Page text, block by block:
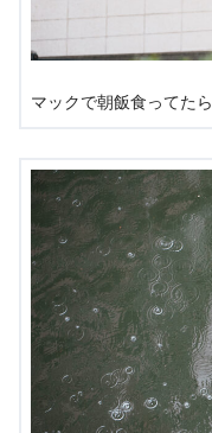
マックで朝飯食ってた